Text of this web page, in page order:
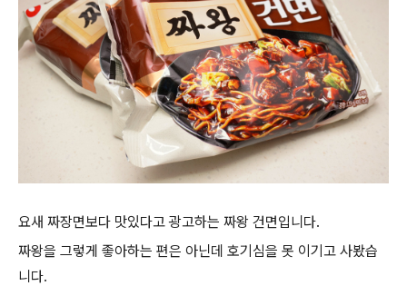
요새 짜장면보다 맛있다고 광고하는 짜왕 건면입니다.
짜왕을 그렇게 좋아하는 편은 아닌데 호기심을 못 이기고 사봤습
니다.